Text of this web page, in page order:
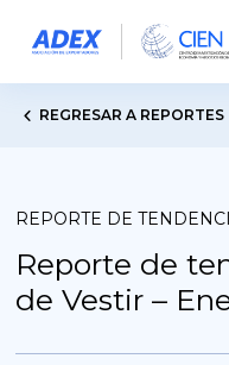
REGRESAR A REPORTES
REPORTE DE
Reporte de
de Vestir –